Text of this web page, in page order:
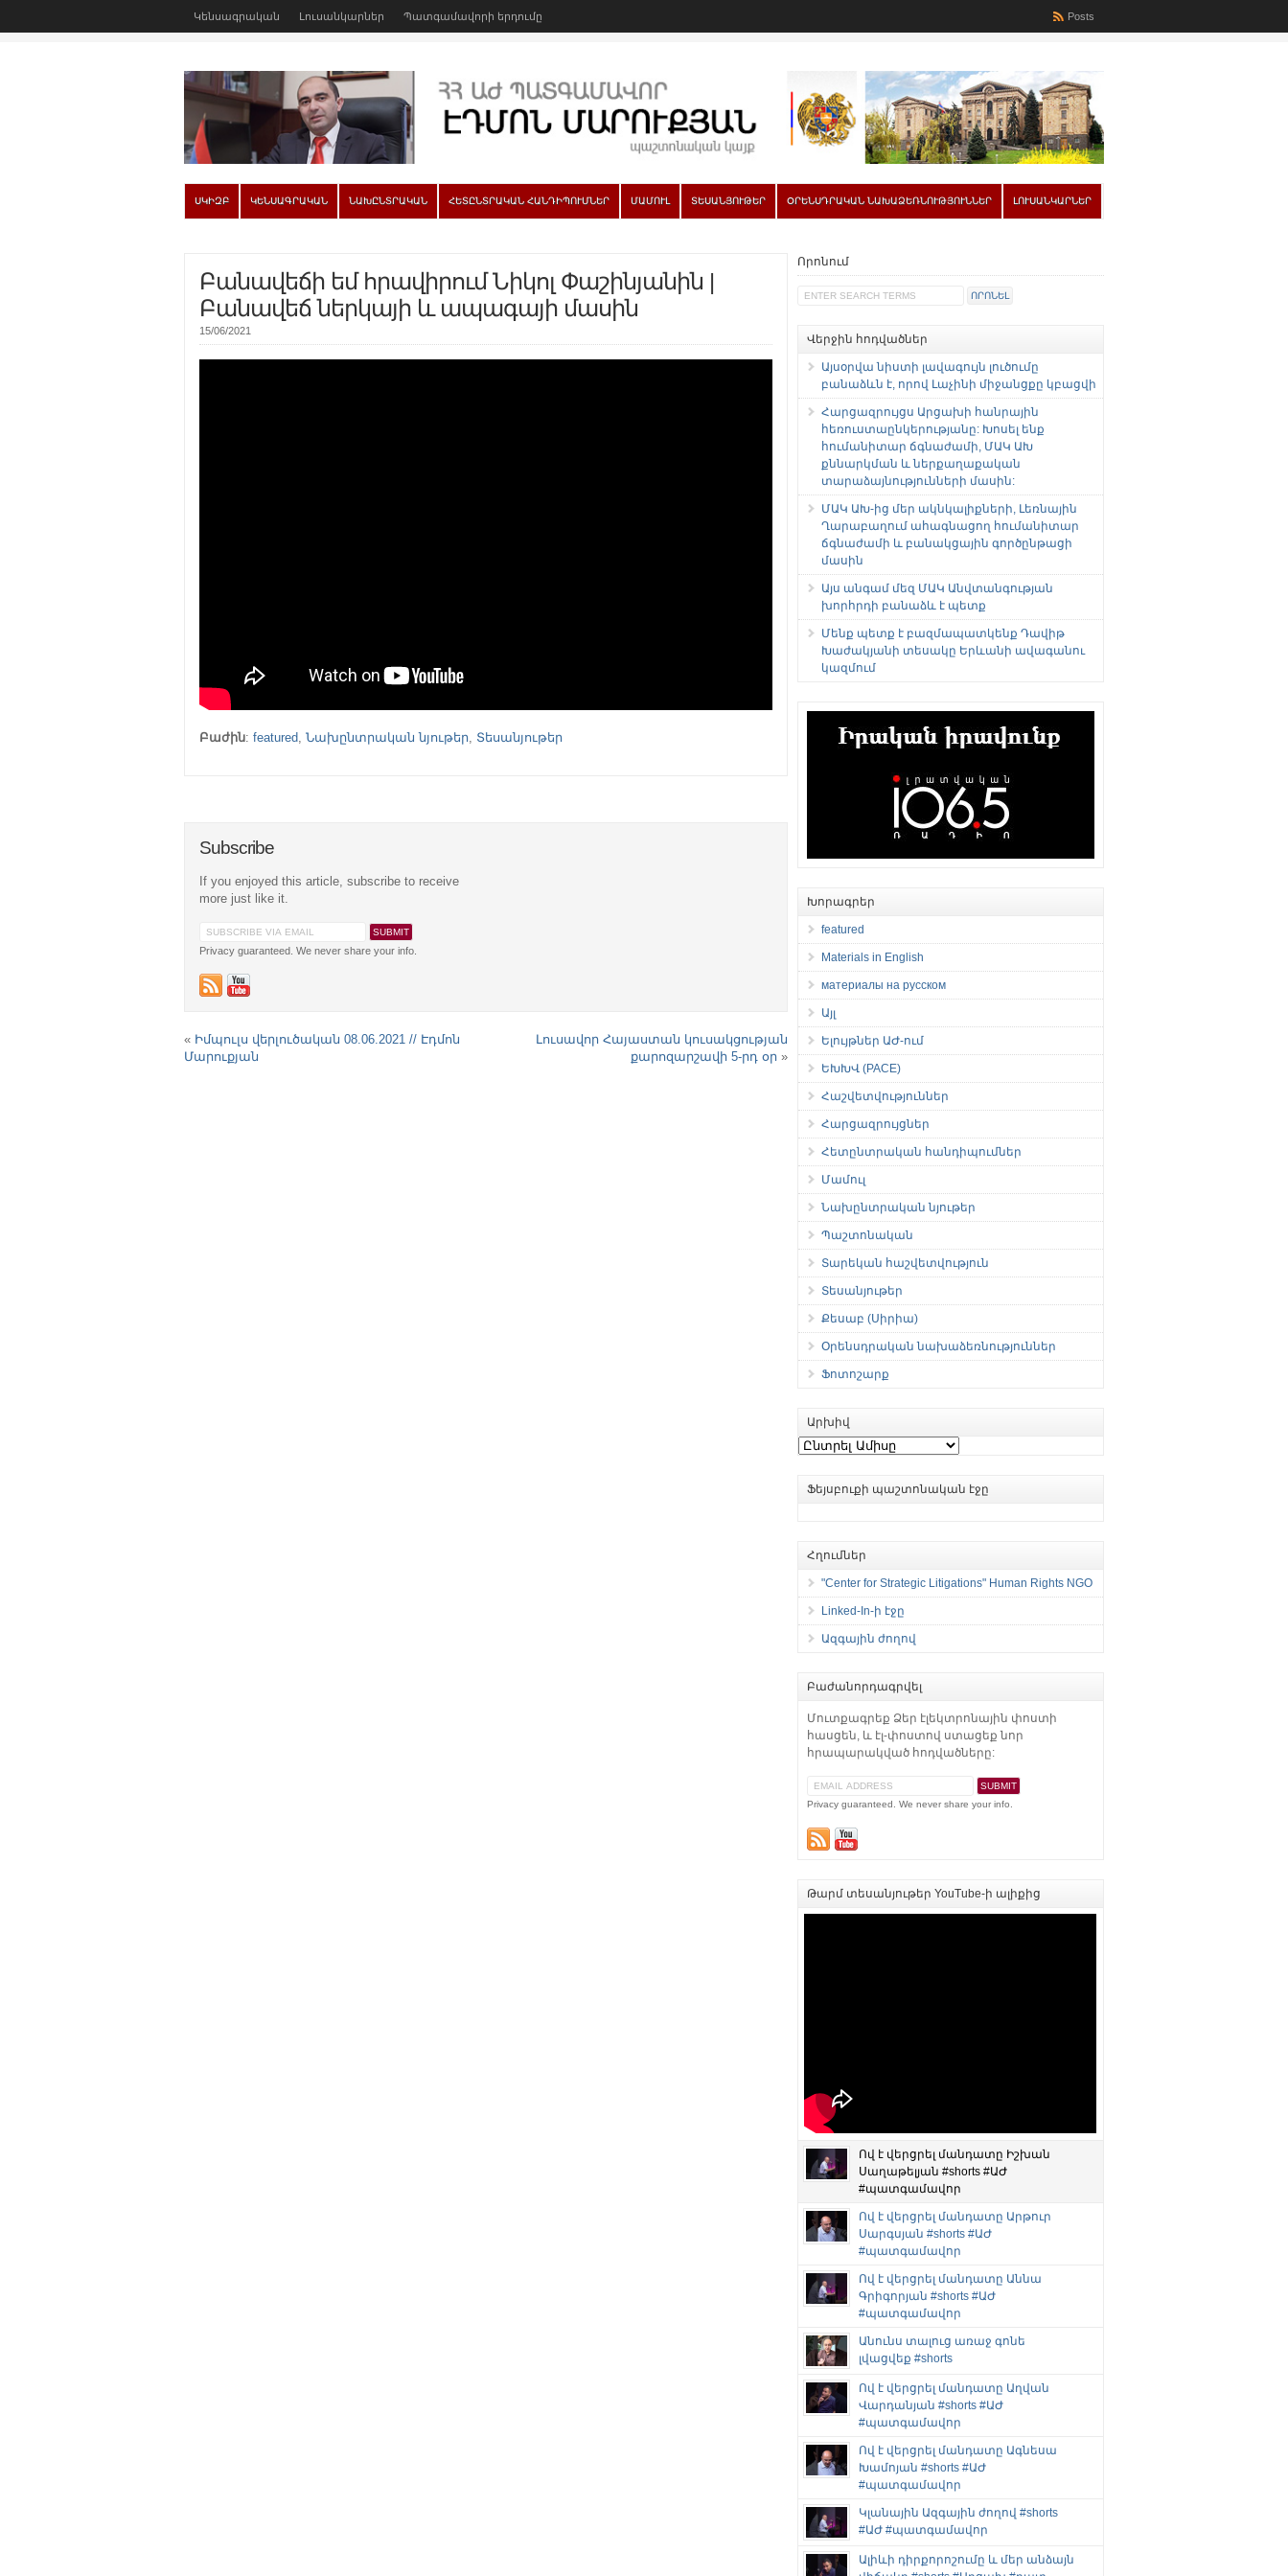
Կենսագրական Լուսանկարներ Պատգամավորի երդումը Posts
ՍԿԻԶԲ ԿԵՆՍԱԳՐԱԿԱՆ ՆԱԽԸՆՏՐԱԿԱՆ ՀԵՏԸՆՏՐԱԿԱՆ ՀԱՆԴԻՊՈՒՄՆԵՐ ՄԱՄՈՒԼ ՏԵՍԱՆՅՈՒԹԵՐ ՕՐԵՆՍԴՐԱԿԱՆ ՆԱԽԱՁԵՌՆՈՒԹՅՈՒՆՆԵՐ ԼՈՒՍԱՆԿԱՐՆԵՐ
Բանավեճի եմ հրավիրում Նիկոլ Փաշինյանին |
Բանավեճ ներկայի և ապագայի մասին
15/06/2021
Բաժին: featured, Նախընտրական նյութեր, Տեսանյութեր
Subscribe
If you enjoyed this article, subscribe to receive
more just like it.
Privacy guaranteed. We never share your info.
« Իմպուլս վերլուծական 08.06.2021 // Էդմոն
Մարուքյան
Լուսավոր Հայաստան կուսակցության
քարոզարշավի 5-րդ օր »
Որոնում
Վերջին հոդվածներ
Այսօրվա նիստի լավագույն լուծումը
բանաձևն է, որով Լաչինի միջանցքը կբացվի
Հարցազրույցս Արցախի հանրային
հեռուստաընկերությանը: Խոսել ենք
հումանիտար ճգնաժամի, ՄԱԿ ԱԽ
քննարկման և ներքաղաքական
տարաձայնությունների մասին:
ՄԱԿ ԱԽ-ից մեր ակնկալիքների, Լեռնային
Ղարաբաղում ահագնացող հումանիտար
ճգնաժամի և բանակցային գործընթացի
մասին
Այս անգամ մեզ ՄԱԿ Անվտանգության
խորհրդի բանաձև է պետք
Մենք պետք է բազմապատկենք Դավիթ
Խաժակյանի տեսակը Երևանի ավագանու
կազմում
Խորագրեր
featured
Materials in English
материалы на русском
Այլ
Ելույթներ ԱԺ-ում
ԵԽԽՎ (PACE)
Հաշվետվություններ
Հարցազրույցներ
Հետընտրական հանդիպումներ
Մամուլ
Նախընտրական նյութեր
Պաշտոնական
Տարեկան հաշվետվություն
Տեսանյութեր
Քեսաբ (Սիրիա)
Օրենսդրական նախաձեռնություններ
Ֆոտոշարք
Արխիվ
Արխիվ
Ֆեյսբուքի պաշտոնական էջը
Հղումներ
"Center for Strategic Litigations" Human Rights NGO
Linked-In-ի էջը
Ազգային ժողով
Բաժանորդագրվել
Մուտքագրեք Ձեր էլեկտրոնային փոստի
հասցեն, և էլ-փոստով ստացեք նոր
հրապարակված հոդվածները:
Privacy guaranteed. We never share your info.
Թարմ տեսանյութեր YouTube-ի ալիքից
Ով է վերցրել մանդատը Իշխան
Սաղաթելյան #shorts #ԱԺ
#պատգամավոր
Ով է վերցրել մանդատը Արթուր
Սարգսյան #shorts #ԱԺ
#պատգամավոր
Ով է վերցրել մանդատը Աննա
Գրիգորյան #shorts #ԱԺ
#պատգամավոր
Անունս տալուց առաջ գոնե
լվացվեք #shorts
Ով է վերցրել մանդատը Աղվան
Վարդանյան #shorts #ԱԺ
#պատգամավոր
Ով է վերցրել մանդատը Ագնեսա
Խամոյան #shorts #ԱԺ
#պատգամավոր
Կլանային Ազգային ժողով #shorts
#ԱԺ #պատգամավոր
Ալիևի դիրքորոշումը և մեր անձայն